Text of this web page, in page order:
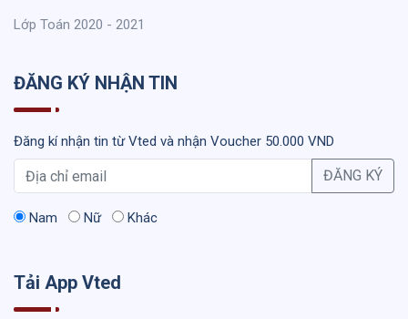
Lớp Toán 2020 - 2021
ĐĂNG KÝ NHẬN TIN
Đăng kí nhận tin từ Vted và nhận Voucher 50.000 VND
ĐĂNG KÝ
Nam Nữ Khác
Tải App Vted